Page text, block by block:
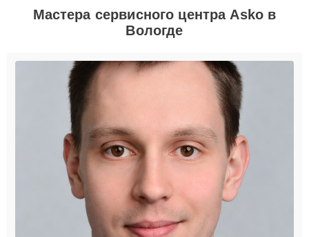
Мастера сервисного центра Asko в
Вологде